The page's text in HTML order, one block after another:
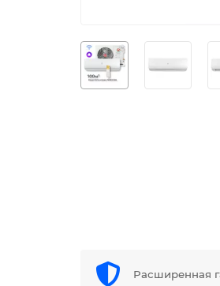
Расширенная